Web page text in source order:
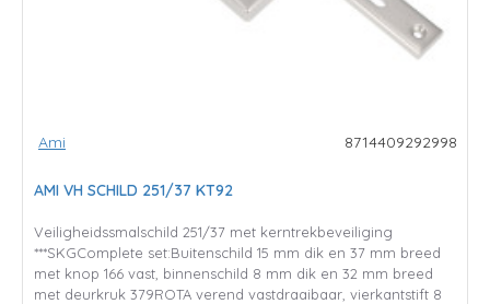
Ami 8714409292998
AMI VH SCHILD 251/37 KT92
Veiligheidssmalschild 251/37 met kerntrekbeveiliging
***SKGComplete set:Buitenschild 15 mm dik en 37 mm breed
met knop 166 vast, binnenschild 8 mm dik en 32 mm breed
met deurkruk 379ROTA verend vastdraaibaar, vierkantstift 8